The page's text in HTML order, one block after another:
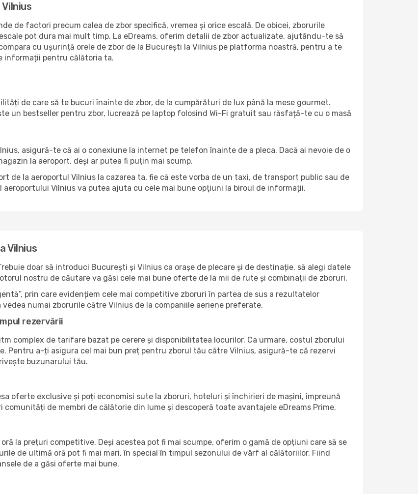
de factori precum calea de zbor specifică, vremea și orice escală. De obicei, zborurile
pot dura mai mult timp. La eDreams, oferim detalii de zbor actualizate, ajutându-te să
cu ușurință orele de zbor de la București la Vilnius pe platforma noastră, pentru a te
informații pentru călătoria ta.
de care să te bucuri înainte de zbor, de la cumpărături de lux până la mese gourmet.
un bestseller pentru zbor, lucrează pe laptop folosind Wi-Fi gratuit sau răsfață-te cu o masă
asigură-te că ai o conexiune la internet pe telefon înainte de a pleca. Dacă ai nevoie de o
la aeroport, deși ar putea fi puțin mai scump.
de la aeroportul Vilnius la cazarea ta, fie că este vorba de un taxi, de transport public sau de
Vilnius va putea ajuta cu cele mai bune opțiuni la biroul de informații.
Vilnius
doar să introduci București și Vilnius ca orașe de plecare și de destinație, să alegi datele
nostru de căutare va găsi cele mai bune oferte de la mii de rute și combinații de zboruri.
prin care evidențiem cele mai competitive zboruri în partea de sus a rezultatelor
numai zborurile către Vilnius de la companiile aeriene preferate.
rezervării
complex de tarifare bazat pe cerere și disponibilitatea locurilor. Ca urmare, costul zborului
Pentru a-ți asigura cel mai bun preț pentru zborul tău către Vilnius, asigură-te că rezervi
buzunarului tău.
oferte exclusive și poți economisi sute la zboruri, hoteluri și închirieri de mașini, împreună
de membri de călătorie din lume și descoperă toate avantajele eDreams Prime.
la prețuri competitive. Deși acestea pot fi mai scumpe, oferim o gamă de opțiuni care să se
de ultimă oră pot fi mai mari, în special în timpul sezonului de vârf al călătoriilor. Fiind
de a găsi oferte mai bune.